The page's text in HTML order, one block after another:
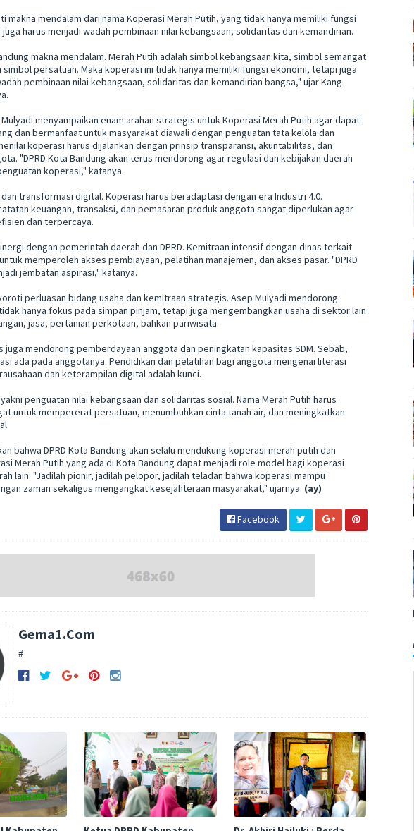
makna mendalam dari nama Koperasi Merah Putih, yang tidak hanya memiliki fungsi
harus menjadi wadah pembinaan nilai kebangsaan, solidaritas dan kemandirian.
makna mendalam. Merah Putih adalah simbol kebangsaan kita, simbol semangat
simbol persatuan. Maka koperasi ini tidak hanya memiliki fungsi ekonomi, tetapi juga
pembinaan nilai kebangsaan, solidaritas dan kemandirian bangsa," ujar Kang
menyampaikan enam arahan strategis untuk Koperasi Merah Putih agar dapat
dan bermanfaat untuk masyarakat diawali dengan penguatan tata kelola dan
koperasi harus dijalankan dengan prinsip transparansi, akuntabilitas, dan
"DPRD Kota Bandung akan terus mendorong agar regulasi dan kebijakan daerah
koperasi," katanya.
dan transformasi digital. Koperasi harus beradaptasi dengan era Industri 4.0.
keuangan, transaksi, dan pemasaran produk anggota sangat diperlukan agar
dan terpercaya.
dengan pemerintah daerah dan DPRD. Kemitraan intensif dengan dinas terkait
memperoleh akses pembiayaan, pelatihan manajemen, dan akses pasar. "DPRD
jembatan aspirasi," katanya.
perluasan bidang usaha dan kemitraan strategis. Asep Mulyadi mendorong
hanya fokus pada simpan pinjam, tetapi juga mengembangkan usaha di sektor lain
jasa, pertanian perkotaan, bahkan pariwisata.
juga mendorong pemberdayaan anggota dan peningkatan kapasitas SDM. Sebab,
ada pada anggotanya. Pendidikan dan pelatihan bagi anggota mengenai literasi
dan keterampilan digital adalah kunci.
penguatan nilai kebangsaan dan solidaritas sosial. Nama Merah Putih harus
untuk mempererat persatuan, menumbuhkan cinta tanah air, dan meningkatkan
bahwa DPRD Kota Bandung akan selalu mendukung koperasi merah putih dan
Merah Putih yang ada di Kota Bandung dapat menjadi role model bagi koperasi
lain. "Jadilah pionir, jadilah pelopor, jadilah teladan bahwa koperasi mampu
zaman sekaligus mengangkat kesejahteraan masyarakat," ujarnya. (ay)
Facebook
Gema1.Com
#